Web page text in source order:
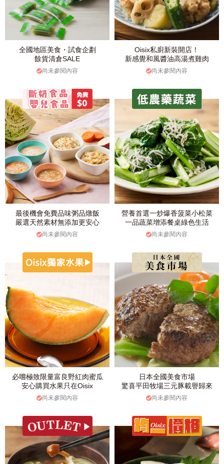
全國地區美食・試食企劃
餘貨清倉SALE
尚未參閱內容
Oisix私廚新裝開店！
新感覺和風醬油高湯煮雞肉
尚未參閱內容
最後機會免費品味粥品燉飯
嚴選天然素材無添加更安心
尚未參閱內容
營養首選一炒爆香菠菜小松菜
一品蔬菜增添餐桌綠色生活
尚未參閱內容
必嚐極致限量富良野紅肉蜜瓜
安心購買水果只在Oisix
尚未參閱內容
日本全國美食市場
驚喜平田牧場三元豚載譽歸來
尚未參閱內容